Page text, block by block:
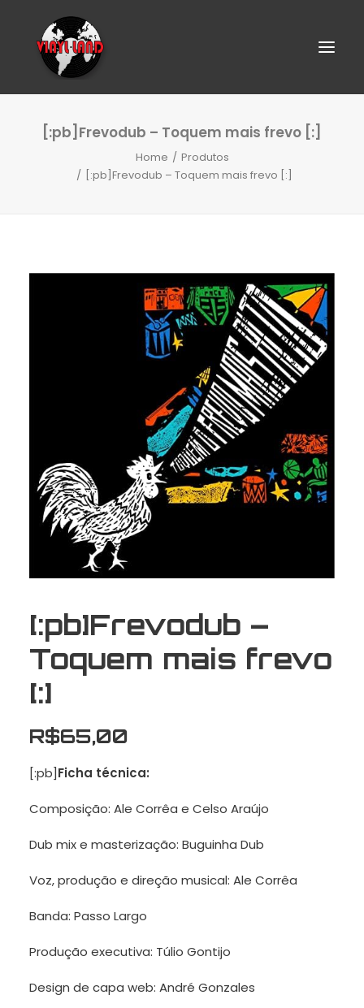
SEARCH
CART
[:pb]Frevodub – Toquem mais frevo [:]
Home
Produtos
[:pb]Frevodub – Toquem mais frevo [:]
[:pb]Frevodub –
Toquem mais frevo
[:]
R$65,00
[:pb]Ficha técnica:
Composição: Ale Corrêa e Celso Araújo
Dub mix e masterização: Buguinha Dub
Voz, produção e direção musical: Ale Corrêa
Banda: Passo Largo
Produção executiva: Túlio Gontijo
Design de capa web: André Gonzales